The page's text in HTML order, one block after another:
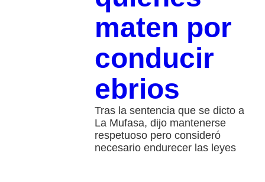
maten por
conducir
ebrios
Tras la sentencia que se dicto a
La Mufasa, dijo mantenerse
respetuoso pero consideró
necesario endurecer las leyes